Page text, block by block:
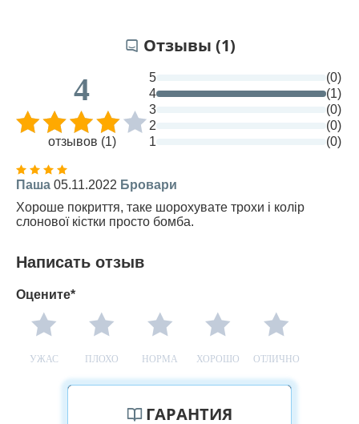
Отзывы (1)
4
отзывов (1)
5
(0)
4
(1)
3
(0)
2
(0)
1
(0)
Паша 05.11.2022 Бровари
Хороше покриття, таке шорохувате трохи і колір
слонової кістки просто бомба.
Написать отзыв
Оцените*
УЖАС ПЛОХО НОРМА ХОРОШО ОТЛИЧНО
ГАРАНТИЯ